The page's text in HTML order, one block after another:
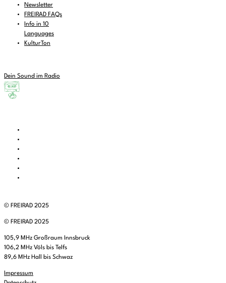
Newsletter
FREIRAD FAQs
Info in 10
Languages
KulturTon
Dein Sound im Radio
© FREIRAD 2025
© FREIRAD 2025
105,9 MHz Großraum Innsbruck
106,2 MHz Völs bis Telfs
89,6 MHz Hall bis Schwaz
Impressum